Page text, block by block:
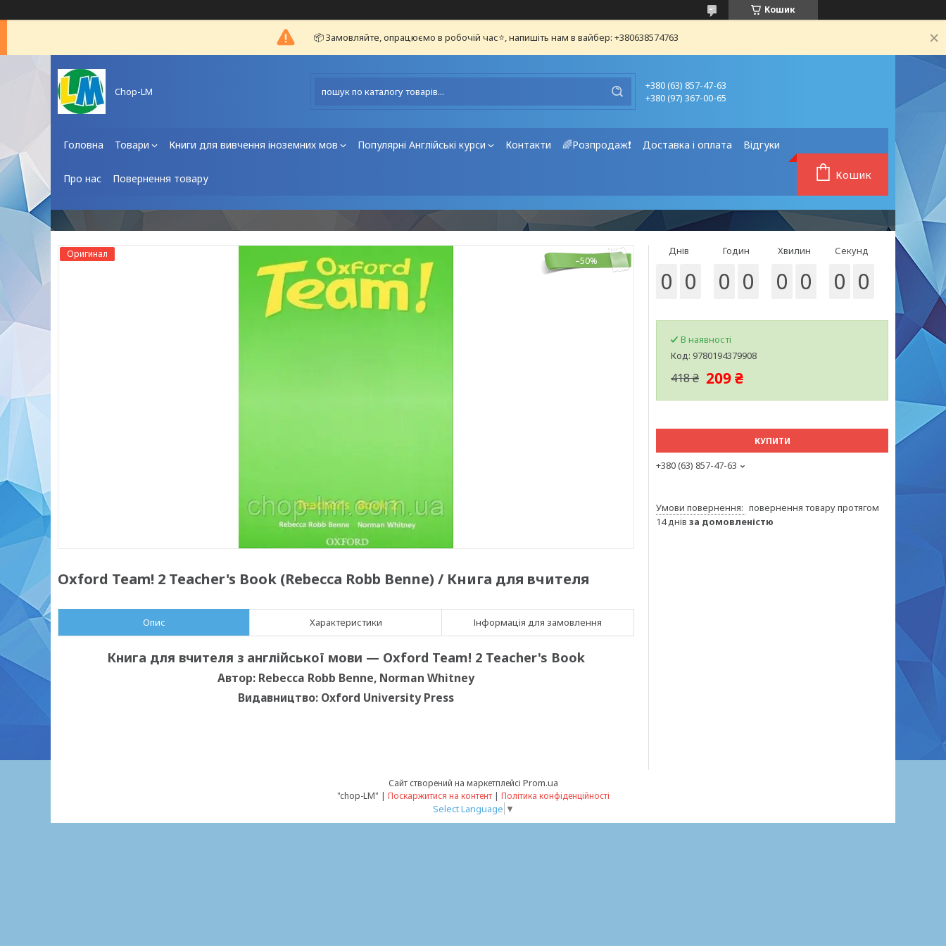
Кошик
📦 Замовляйте, опрацюємо в робочій час⭐, напишіть нам в вайбер: +380638574763
Chop-LM
+380 (63) 857-47-63
+380 (97) 367-00-65
Головна Товари Книги для вивчення іноземних мов Популярні Англійські курси Контакти 🌈Розпродаж❗ Доставка і оплата Відгуки
Про нас Повернення товару Кошик
Оригинал
–50%
Oxford Team! 2 Teacher's Book (Rebecca Robb Benne) / Книга для вчителя
Опис Характеристики Інформація для замовлення
Книга для вчителя з англійської мови — Oxford Team! 2 Teacher's Book
Автор: Rebecca Robb Benne, Norman Whitney
Видавництво: Oxford University Press
Днів
0 0
Годин
0 0
Хвилин
0 0
Секунд
0 0
В наявності
Код: 9780194379908
418 ₴ 209 ₴
КУПИТИ
+380 (63) 857-47-63
повернення товару протягом
14 днів за домовленістю
Сайт створений на маркетплейсі Prom.ua
"chop-LM" | Поскаржитися на контент | Політика конфіденційності
Select Language ▼